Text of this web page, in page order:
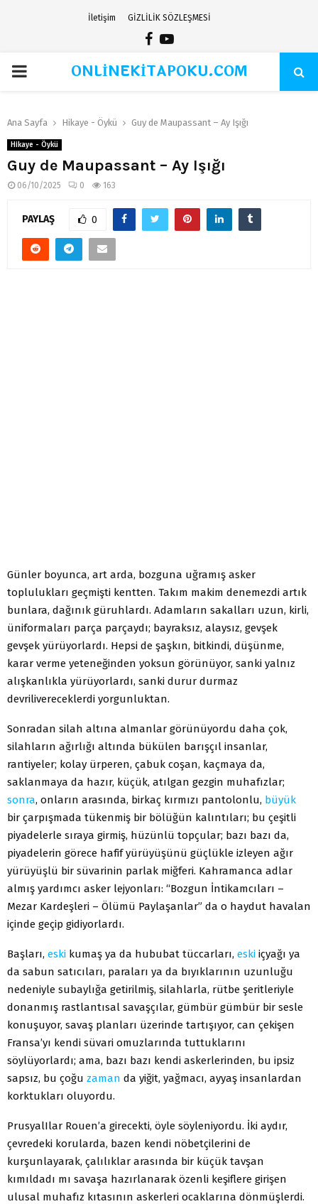
İletişim GİZLİLİK SÖZLEŞMESİ
Facebook
Youtube
PRIMARYONLİNEKİTAPOKU.COM
Ana Sayfa Hikaye - Öykü Guy de Maupassant – Ay Işığı
Hikaye - Öykü
Guy de Maupassant – Ay Işığı
06/10/2025 0 163
PAYLAŞ 0
Günler boyunca, art arda, bozguna uğramış asker
toplulukları geçmişti kentten. Takım makim denemezdi artık
bunlara, dağınık güruhlardı. Adamların sakalları uzun, kirli,
üniformaları parça parçaydı; bayraksız, alaysız, gevşek
gevşek yürüyorlardı. Hepsi de şaşkın, bitkindi, düşünme,
karar verme yeteneğinden yoksun görünüyor, sanki yalnız
alışkanlıkla yürüyorlardı, sanki durur durmaz
devrilivereceklerdi yorgunluktan.
Sonradan silah altına almanlar görünüyordu daha çok,
silahların ağırlığı altında bükülen barışçıl insanlar,
rantiyeler; kolay ürperen, çabuk coşan, kaçmaya da,
saklanmaya da hazır, küçük, atılgan gezgin muhafızlar;
sonra, onların arasında, birkaç kırmızı pantolonlu, büyük
bir çarpışmada tükenmiş bir bölüğün kalıntıları; bu çeşitli
piyadelerle sıraya girmiş, hüzünlü topçular; bazı bazı da,
piyadelerin görece hafif yürüyüşünü güçlükle izleyen ağır
yürüyüşlü bir süvarinin parlak miğferi. Kahramanca adlar
almış yardımcı asker lejyonları: “Bozgun İntikamcıları –
Mezar Kardeşleri – Ölümü Paylaşanlar” da o haydut havalan
içinde geçip gidiyorlardı.
Başları, eski kumaş ya da hububat tüccarları, eski içyağı ya
da sabun satıcıları, paraları ya da bıyıklarının uzunluğu
nedeniyle subaylığa getirilmiş, silahlarla, rütbe şeritleriyle
donanmış rastlantısal savaşçılar, gümbür gümbür bir sesle
konuşuyor, savaş planları üzerinde tartışıyor, can çekişen
Fransa’yı kendi süvari omuzlarında tuttuklarını
söylüyorlardı; ama, bazı bazı kendi askerlerinden, bu ipsiz
sapsız, bu çoğu zaman da yiğit, yağmacı, ayyaş insanlardan
korktukları oluyordu.
PrusyalIlar Rouen’a girecekti, öyle söyleniyordu. İki aydır,
çevredeki korularda, bazen kendi nöbetçilerini de
kurşunlayarak, çalılıklar arasında bir küçük tavşan
kımıldadı mı savaşa hazırlanarak özenli keşiflere girişen
ulusal muhafız kıtasının askerleri ocaklarına dönmüşlerdi.